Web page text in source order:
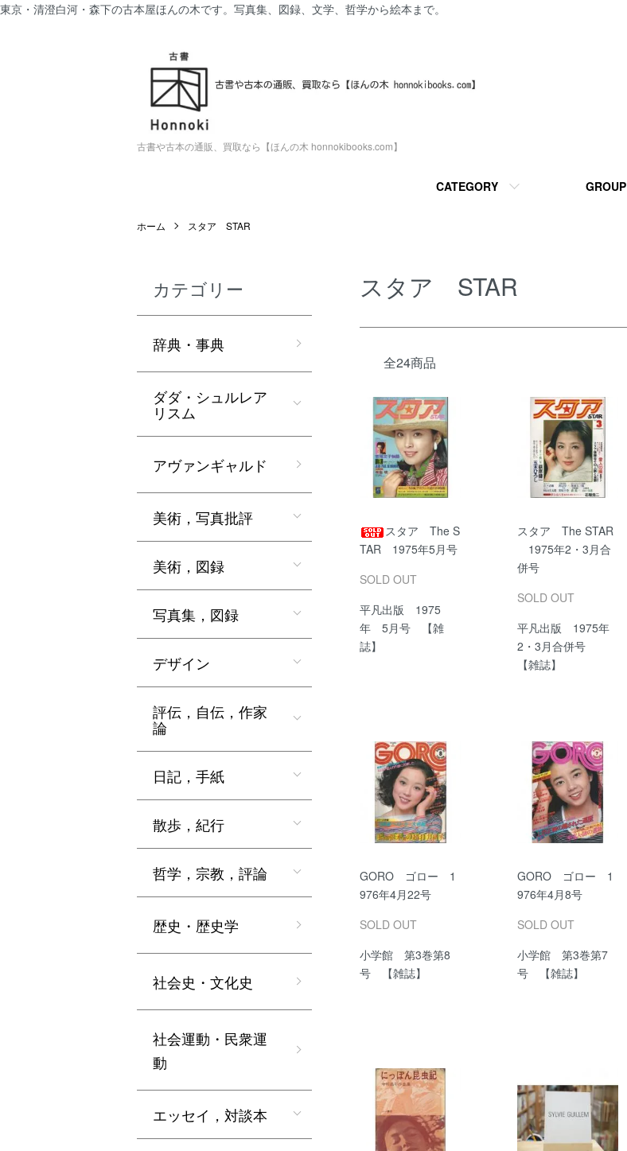
東京・清澄白河・森下の古本屋ほんの木です。写真集、図録、文学、哲学から絵本まで。
古書や古本の通販、買取なら【ほんの木 honnokibooks.com】
CATEGORY GROUP
ホーム スタア STAR
スタア STAR
全24商品
スタア The S
TAR 1975年5月号
SOLD OUT
平凡出版 1975
年 5月号 【雑
誌】
スタア The STAR
1975年2・3月合
併号
SOLD OUT
平凡出版 1975年
2・3月合併号
【雑誌】
GORO ゴロー 1
976年4月22号
SOLD OUT
小学館 第3巻第8
号 【雑誌】
GORO ゴロー 1
976年4月8号
SOLD OUT
小学館 第3巻第7
号 【雑誌】
カテゴリー
辞典・事典
ダダ・シュルレア
リスム
アヴァンギャルド
美術，写真批評
美術，図録
写真集，図録
デザイン
評伝，自伝，作家
論
日記，手紙
散歩，紀行
哲学，宗教，評論
歴史・歴史学
社会史・文化史
社会運動・民衆運
動
エッセイ，対談本